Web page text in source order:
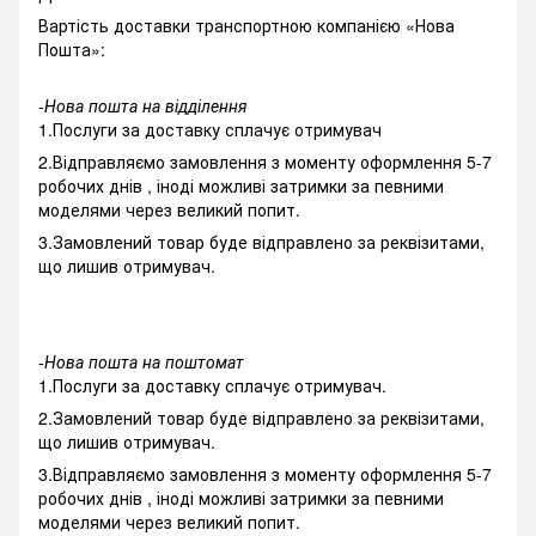
Вартість доставки транспортною компанією «Нова
Пошта»:
-Нова пошта на відділення
1.Послуги за доставку сплачує отримувач
2.Відправляємо замовлення з моменту оформлення 5-7
робочих днів , іноді можливі затримки за певними
моделями через великий попит.
3.Замовлений товар буде відправлено за реквізитами,
що лишив отримувач.
-Нова пошта на поштомат
1.Послуги за доставку сплачує отримувач.
2.Замовлений товар буде відправлено за реквізитами,
що лишив отримувач.
3.Відправляємо замовлення з моменту оформлення 5-7
робочих днів , іноді можливі затримки за певними
моделями через великий попит.